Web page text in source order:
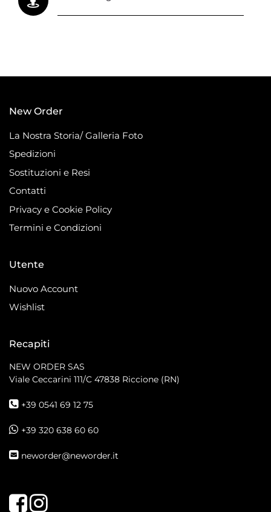
New Order
La Nostra Storia/ Galleria Foto
Spedizioni
Sostituzioni e Resi
Contatti
Privacy e Cookie Policy
Termini e Condizioni
Utente
Nuovo Account
Wishlist
Recapiti
NEW ORDER SAS
Viale Ceccarini 111/C 47838 Riccione (RN)
+39 0541 69 12 75
+39 320 638 60 60
neworder@neworder.it
FacebookInstagram